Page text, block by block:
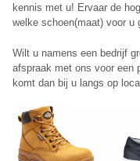
kennis met u! Ervaar de
welke schoen(maat) voor u
Wilt u namens een bedrijf
afspraak met ons voor een
komt dan bij u langs op